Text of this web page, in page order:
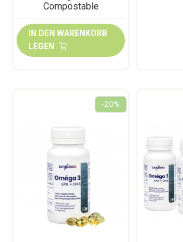
IN DEN WARENKORB
LEGEN
-20%